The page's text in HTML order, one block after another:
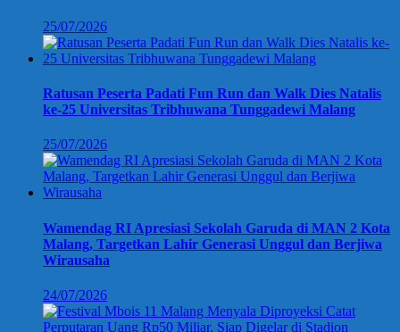
25/07/2026
Ratusan Peserta Padati Fun Run dan Walk Dies Natalis
ke-25 Universitas Tribhuwana Tunggadewi Malang
25/07/2026
Wamendag RI Apresiasi Sekolah Garuda di MAN 2 Kota
Malang, Targetkan Lahir Generasi Unggul dan Berjiwa
Wirausaha
24/07/2026